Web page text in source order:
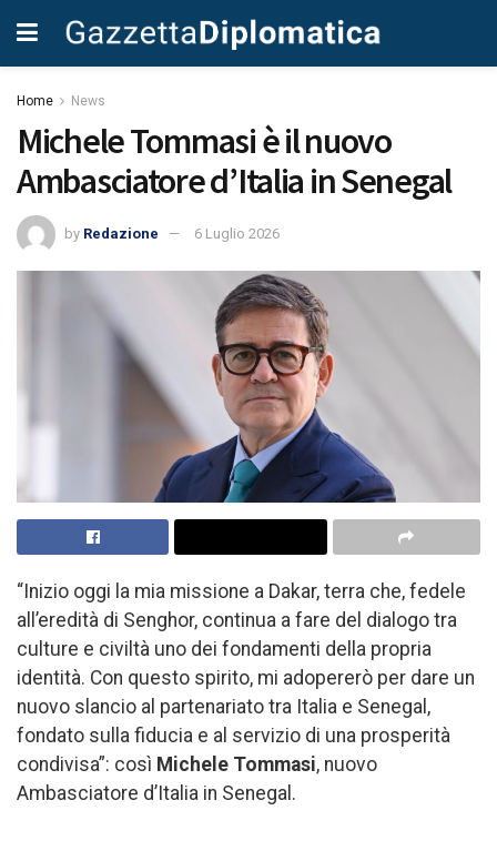
Home News
Michele Tommasi è il nuovo
Ambasciatore d’Italia in Senegal
by Redazione 6 Luglio 2026
“Inizio oggi la mia missione a Dakar, terra che, fedele
all’eredità di Senghor, continua a fare del dialogo tra
culture e civiltà uno dei fondamenti della propria
identità. Con questo spirito, mi adopererò per dare un
nuovo slancio al partenariato tra Italia e Senegal,
fondato sulla fiducia e al servizio di una prosperità
condivisa”: così Michele Tommasi, nuovo
Ambasciatore d’Italia in Senegal.